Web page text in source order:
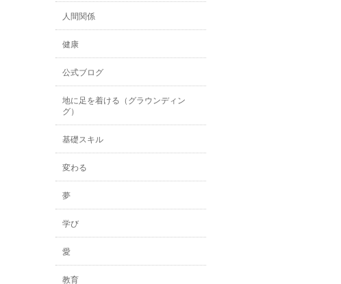
人間関係
健康
公式ブログ
地に足を着ける（グラウンディン
グ）
基礎スキル
変わる
夢
学び
愛
教育